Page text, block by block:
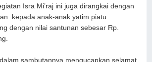
Isra Mi’raj ini juga dirangkai dengan
kepada anak-anak yatim piatu
dengan nilai santunan sebesar Rp.
sambutannya mengucapkan selamat